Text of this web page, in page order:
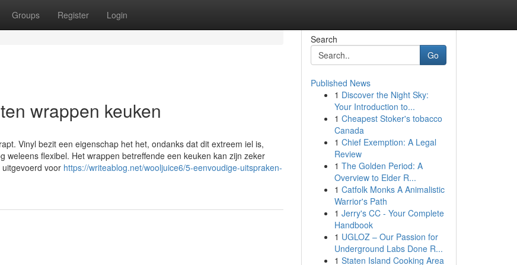
Groups Register Login
wrappen keuken
Vinyl bezit een eigenschap het het, ondanks dat dit extreem iel is,
weleens flexibel. Het wrappen betreffende een keuken kan zijn zeker
voor https://writeablog.net/wooljuice6/5-eenvoudige-uitspraken-
Search
Go
Published News
1 Discover the Night Sky:
Your Introduction to...
1 Cheapest Stoker's tobacco
Canada
1 Chief Exemption: A Legal
Review
1 The Golden Period: A
Overview to Elder R...
1 Catfolk Monks A Animalistic
Warrior's Path
1 Jerry's CC - Your Complete
Handbook
1 UGLOZ – Our Passion for
Underground Labs Done R...
1 Staten Island Cooking Area